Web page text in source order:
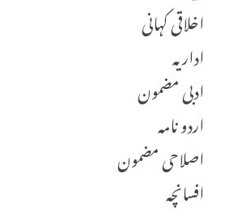
اخلاقی کہانی
اداریہ
ادبی مضمون
اردو نامہ
اصلاحی مضمون
افسانچہ